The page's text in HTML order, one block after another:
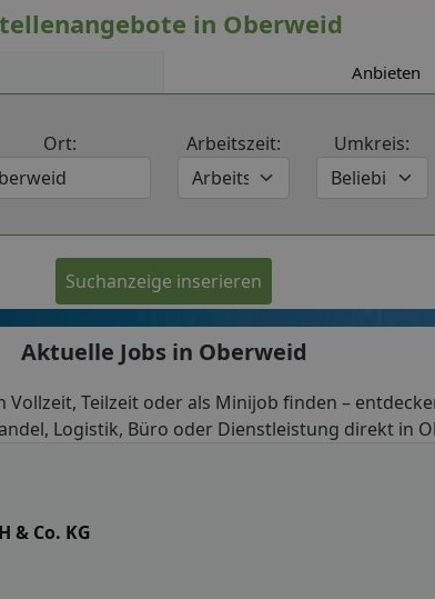
in Oberweid
Anbieten
Ort: Arbeitszeit: Umkreis:
Suchanzeige inserieren
Aktuelle Jobs in Oberweid
Vollzeit, Teilzeit oder als Minijob finden –
Logistik, Büro oder Dienstleistung direkt in
& Co. KG